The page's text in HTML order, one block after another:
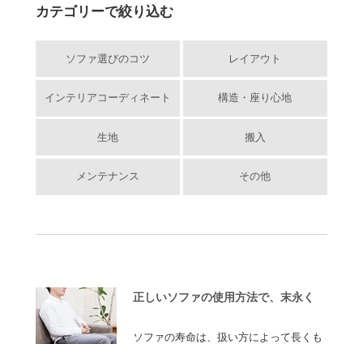
カテゴリーで絞り込む
ソファ選びのコツ レイアウト
インテリアコーディネート 構造・座り心地
生地 搬入
メンテナンス その他
正しいソファの使用方法で、末永く
ソファの寿命は、扱い方によって長くも